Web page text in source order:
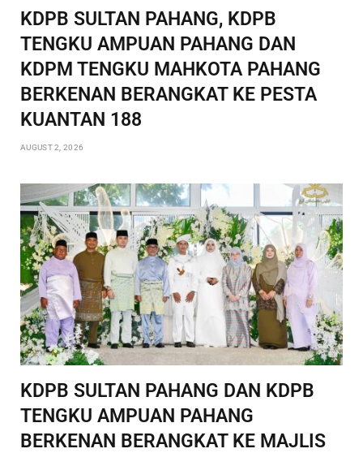
KDPB SULTAN PAHANG, KDPB
TENGKU AMPUAN PAHANG DAN
KDPM TENGKU MAHKOTA PAHANG
BERKENAN BERANGKAT KE PESTA
KUANTAN 188
AUGUST 2, 2026
KDPB SULTAN PAHANG DAN KDPB
TENGKU AMPUAN PAHANG
BERKENAN BERANGKAT KE MAJLIS